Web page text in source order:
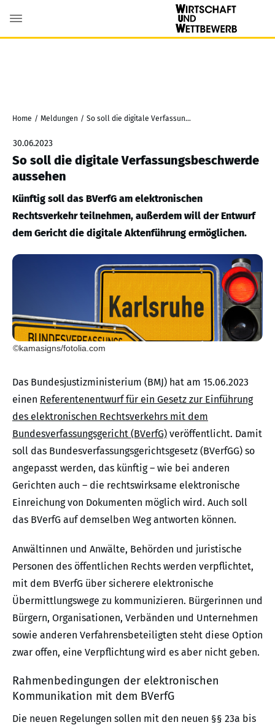
Home / Meldungen / So soll die digitale Verfassungsbeschwerde aussehen
30.06.2023
So soll die digitale Verfassungsbeschwerde
aussehen
Künftig soll das BVerfG am elektronischen
Rechtsverkehr teilnehmen, außerdem will der Entwurf
dem Gericht die digitale Aktenführung ermöglichen.
©kamasigns/fotolia.com
Das Bundesjustizministerium (BMJ) hat am 15.06.2023
einen Referentenentwurf für ein Gesetz zur Einführung
des elektronischen Rechtsverkehrs mit dem
Bundesverfassungsgericht (BVerfG) veröffentlicht. Damit
soll das Bundesverfassungsgerichtsgesetz (BVerfGG) so
angepasst werden, das künftig – wie bei anderen
Gerichten auch – die rechtswirksame elektronische
Einreichung von Dokumenten möglich wird. Auch soll
das BVerfG auf demselben Weg antworten können.
Anwältinnen und Anwälte, Behörden und juristische
Personen des öffentlichen Rechts werden verpflichtet,
mit dem BVerfG über sicherere elektronische
Übermittlungswege zu kommunizieren. Bürgerinnen und
Bürgern, Organisationen, Verbänden und Unternehmen
sowie anderen Verfahrensbeteiligten steht diese Option
zwar offen, eine Verpflichtung wird es aber nicht geben.
Rahmenbedingungen der elektronischen
Kommunikation mit dem BVerfG
Die neuen Regelungen sollen mit den neuen §§ 23a bis